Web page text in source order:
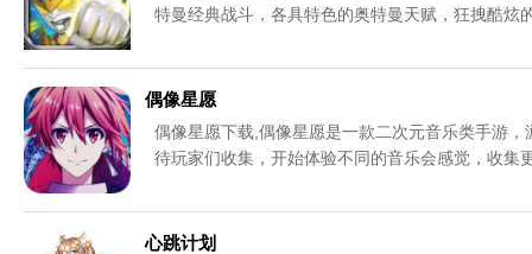
特曼经典战斗，各具特色的奥特曼天赋，狂拽酷炫
偶像星愿
偶像星愿下载,偶像星愿是一款二次元音乐类手游
待玩家们收集，开始体验不同的音乐会感觉，收集
心跳计划